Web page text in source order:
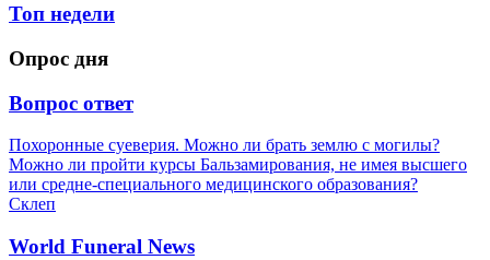
Топ недели
Опрос дня
Вопрос ответ
Похоронные суеверия. Можно ли брать землю с могилы?
Можно ли пройти курсы Бальзамирования, не имея высшего
или средне-специального медицинского образования?
Склеп
World Funeral News